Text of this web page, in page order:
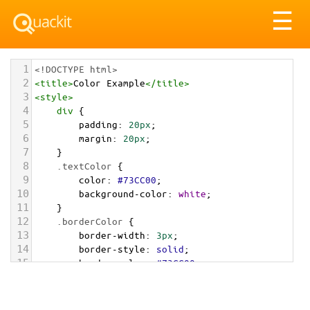
☰
1 <!DOCTYPE html>
2 <title>Color Example</title>
3 <style>
4 div {
5 padding: 20px;
6 margin: 20px;
7 }
8 .textColor {
9 color: #73CC00;
10 background-color: white;
11 }
12 .borderColor {
13 border-width: 3px;
14 border-style: solid;
15 border-color: #73CC00;